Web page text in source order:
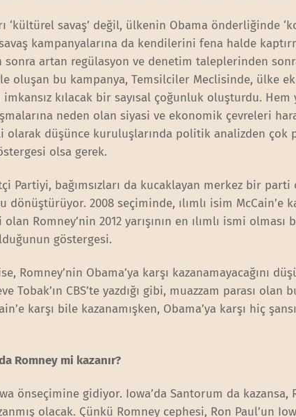
‘kültürel savaş’ değil, ülkenin Obama önderliğinde
kampanyalarına da kendilerini fena halde
artan regülasyon ve denetim taleplerinden sonra
oluşan bu kampanya, Temsilciler Meclisinde, ülke
kılacak bir sayısal çoğunluk oluşturdu.
neden olan siyasi ve ekonomik çevreleri
olarak düşünce kuruluşlarında politik analizden çok
olsa gerek.
Partiyi, bağımsızları da kucaklayan merkez bir parti
2008 seçiminde, ılımlı isim McCain’e
Romney’nin 2012 yarışının en ılımlı ismi olması
göstergesi.
Romney’nin Obama’ya karşı kazanamayacağını
Tobak’ın CBS’te yazdığı gibi, muazzam parası olan
karşı bile kazanamışken, Obama’ya karşı hiç
Romney mi kazanır?
önseçimine gidiyor. Iowa’da Santorum da kazansa,
olacak. Çünkü Romney cephesi, Ron Paul’un